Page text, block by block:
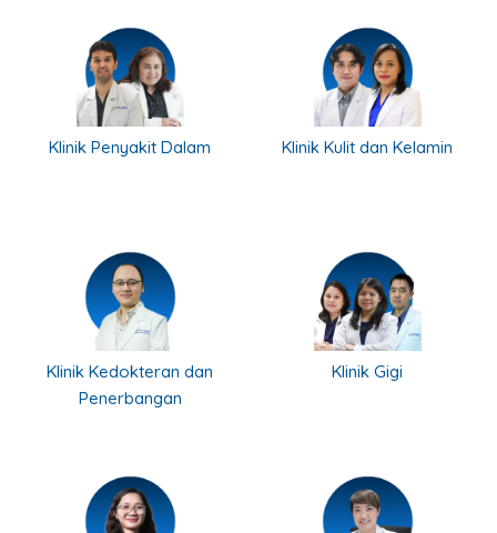
Klinik Penyakit Dalam Klinik Kulit dan Kelamin
Klinik Kedokteran dan
Penerbangan
Klinik Gigi